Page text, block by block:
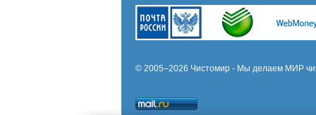
© 2005–2026 Чистомир - Мы делаем МИР